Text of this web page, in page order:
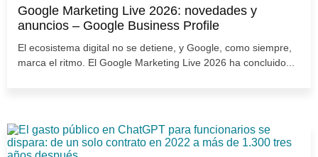
Google Marketing Live 2026: novedades y
anuncios – Google Business Profile
El ecosistema digital no se detiene, y Google, como siempre,
marca el ritmo. El Google Marketing Live 2026 ha concluido...